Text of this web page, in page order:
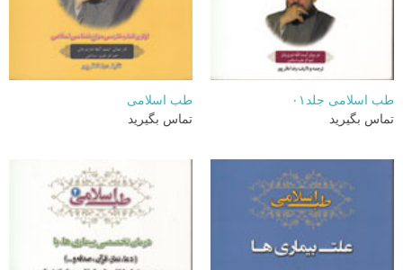
طب اسلامی جلد۰۱
تماس بگیرید
طب اسلامی
تماس بگیرید